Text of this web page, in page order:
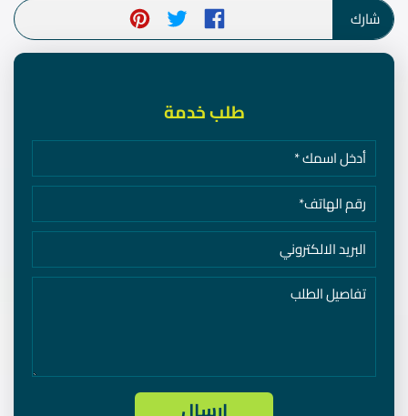
شارك
طلب خدمة